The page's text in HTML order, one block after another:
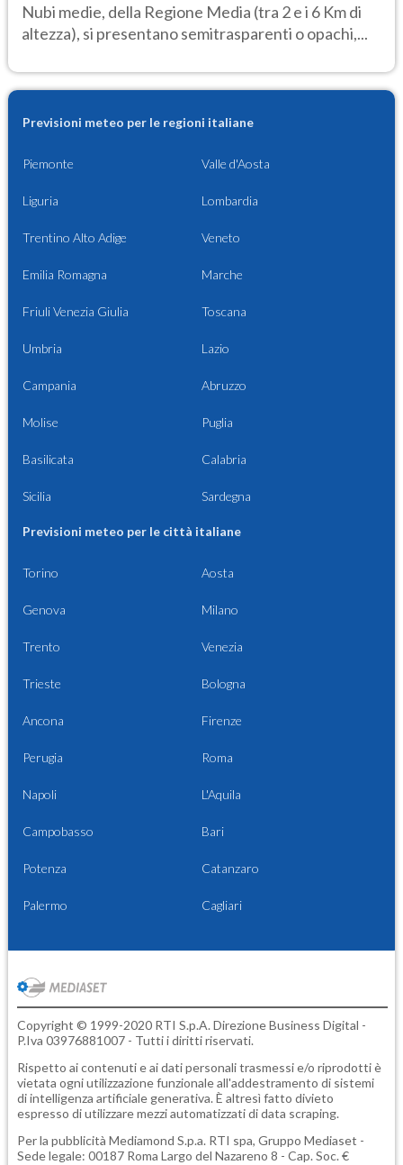
Nubi medie, della Regione Media (tra 2 e i 6 Km di
altezza), si presentano semitrasparenti o opachi,...
Previsioni meteo per le regioni italiane
Piemonte Valle d'Aosta
Liguria Lombardia
Trentino Alto Adige Veneto
Emilia Romagna Marche
Friuli Venezia Giulia Toscana
Umbria Lazio
Campania Abruzzo
Molise Puglia
Basilicata Calabria
Sicilia Sardegna
Previsioni meteo per le città italiane
Torino Aosta
Genova Milano
Trento Venezia
Trieste Bologna
Ancona Firenze
Perugia Roma
Napoli L'Aquila
Campobasso Bari
Potenza Catanzaro
Palermo Cagliari
Copyright © 1999-2020 RTI S.p.A. Direzione Business Digital -
P.Iva 03976881007 - Tutti i diritti riservati.
Rispetto ai contenuti e ai dati personali trasmessi e/o riprodotti è
vietata ogni utilizzazione funzionale all'addestramento di sistemi
di intelligenza artificiale generativa. È altresì fatto divieto
espresso di utilizzare mezzi automatizzati di data scraping.
Per la pubblicità Mediamond S.p.a. RTI spa, Gruppo Mediaset -
Sede legale: 00187 Roma Largo del Nazareno 8 - Cap. Soc. €